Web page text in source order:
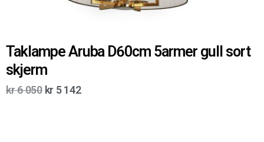
Taklampe Aruba D60cm 5armer gull sort
skjerm
kr6 050 kr 5 142